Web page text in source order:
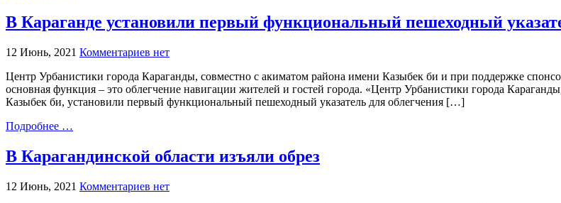
В Караганде установили первый функциональный пешеходный
12 Июнь, 2021 Комментариев нет
Центр Урбанистики города Караганды, совместно с акиматом района имени Казыбек би и при поддержке
основная функция – это облегчение навигации жителей и гостей города. «Центр Урбанистики города
Казыбек би, установили первый функциональный пешеходный указатель для облегчения […]
Подробнее …
В Карагандинской области изъяли обрез
12 Июнь, 2021 Комментариев нет